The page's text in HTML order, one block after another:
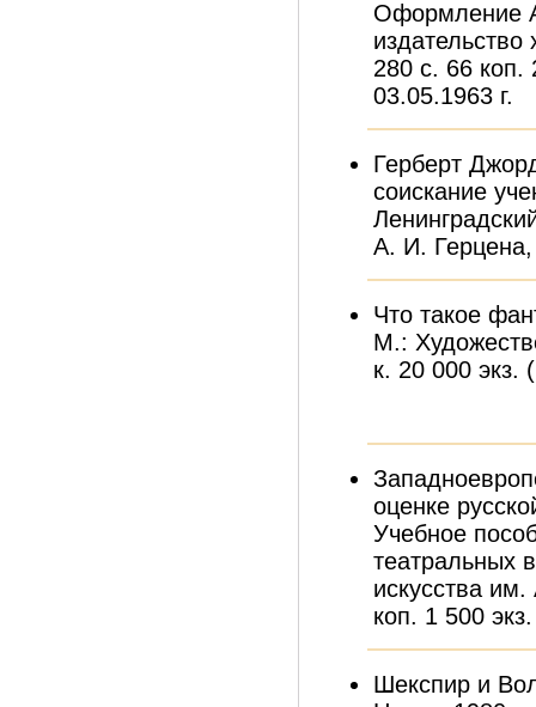
Оформление
280 с. 66 коп.
03.05.1963 г.
Герберт
соискание
А. И.
Что такое
М.:
к. 20 000 экз.
оценке
Учебное
театральных
искусства
коп. 1 500
Шекспир и